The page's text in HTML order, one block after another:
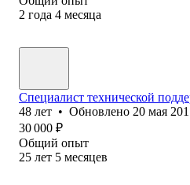
2 года 4 месяца
Специалист технической
48 лет • Обновлено 20 мая
30 000 ₽
Общий опыт
25 лет 5 месяцев